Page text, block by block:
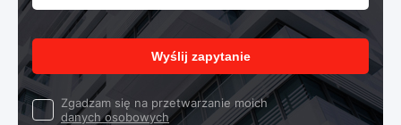
Wyślij zapytanie
Zgadzam się na przetwarzanie moich
danych osobowych